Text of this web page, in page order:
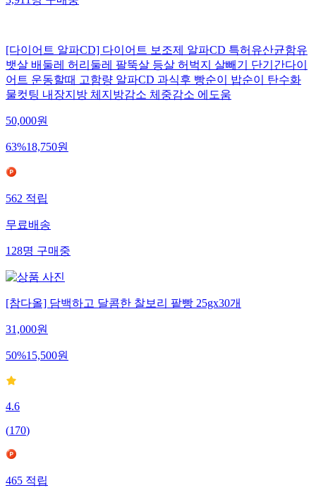
[다이어트 알파CD] 다이어트 보조제 알파CD 특허유산균함유
뱃살 배둘레 허리둘레 팔뚝살 등살 허벅지 살빼기 단기간다이
어트 운동할때 고함량 알파CD 과식후 빵순이 밥순이 탄수화
물컷팅 내장지방 체지방감소 체중감소 에도움
50,000원
63%18,750원
562 적립
무료배송
128명 구매중
[참다올] 담백하고 달콤한 찰보리 팥빵 25gx30개
31,000원
50%15,500원
4.6
(170)
465 적립